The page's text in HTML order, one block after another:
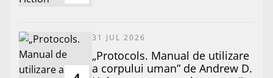
31 JUL 2026
„Protocols. Manual de utilizare
a corpului uman” de Andrew D.